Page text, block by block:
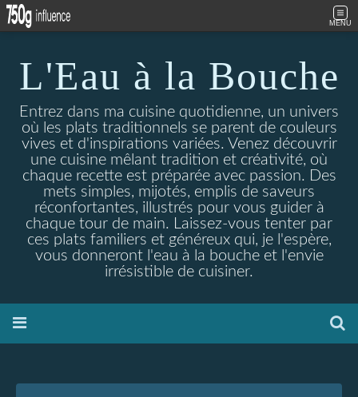
MENU
L'Eau à la Bouche
Entrez dans ma cuisine quotidienne, un univers
où les plats traditionnels se parent de couleurs
vives et d'inspirations variées. Venez découvrir
une cuisine mêlant tradition et créativité, où
chaque recette est préparée avec passion. Des
mets simples, mijotés, emplis de saveurs
réconfortantes, illustrés pour vous guider à
chaque tour de main. Laissez-vous tenter par
ces plats familiers et généreux qui, je l'espère,
vous donneront l'eau à la bouche et l'envie
irrésistible de cuisiner.